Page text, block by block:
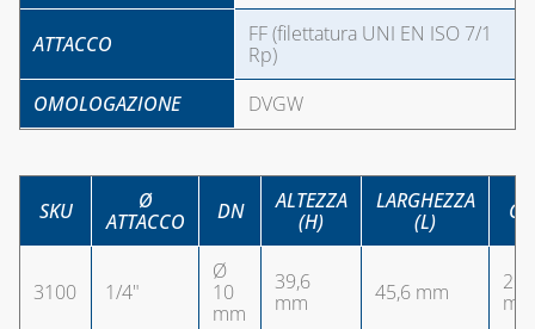
ATTACCO
FF (filettatura UNI EN ISO 7/1
Rp)
OMOLOGAZIONE
DVGW
SKU
Ø
ATTACCO
DN
ALTEZZA
(H)
LARGHEZZA
(L)
Ch
3100 1/4"
Ø
10
mm
39,6
mm
45,6 mm
20